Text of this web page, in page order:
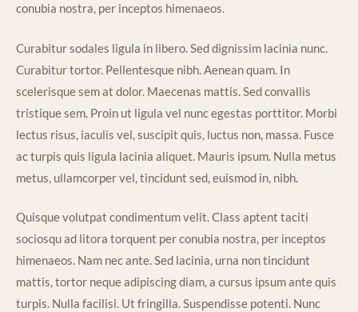
conubia nostra, per inceptos himenaeos.
Curabitur sodales ligula in libero. Sed dignissim lacinia nunc.
Curabitur tortor. Pellentesque nibh. Aenean quam. In
scelerisque sem at dolor. Maecenas mattis. Sed convallis
tristique sem. Proin ut ligula vel nunc egestas porttitor. Morbi
lectus risus, iaculis vel, suscipit quis, luctus non, massa. Fusce
ac turpis quis ligula lacinia aliquet. Mauris ipsum. Nulla metus
metus, ullamcorper vel, tincidunt sed, euismod in, nibh.
Quisque volutpat condimentum velit. Class aptent taciti
sociosqu ad litora torquent per conubia nostra, per inceptos
himenaeos. Nam nec ante. Sed lacinia, urna non tincidunt
mattis, tortor neque adipiscing diam, a cursus ipsum ante quis
turpis. Nulla facilisi. Ut fringilla. Suspendisse potenti. Nunc